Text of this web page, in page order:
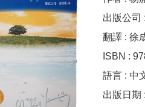
出版公司
翻譯 : 徐
ISBN :
語言 : 中
出版日期